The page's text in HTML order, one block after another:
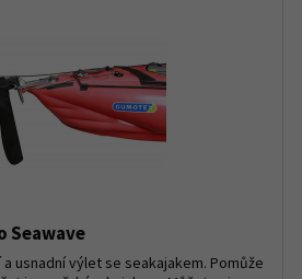
Seawave
usnadní výlet se seakajakem. Pomůže